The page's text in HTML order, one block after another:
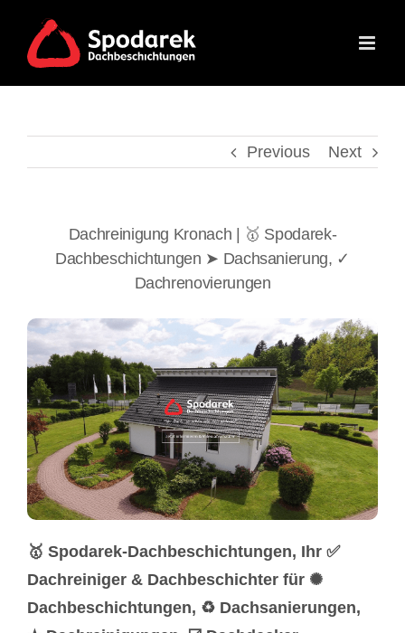
content
Previous Next
Dachreinigung Kronach | 🥇 Spodarek-
Dachbeschichtungen ➤ Dachsanierung, ✓
Dachrenovierungen
🥇 Spodarek-Dachbeschichtungen, Ihr ✅
Dachreiniger & Dachbeschichter für ✺
Dachbeschichtungen, ♻ Dachsanierungen,